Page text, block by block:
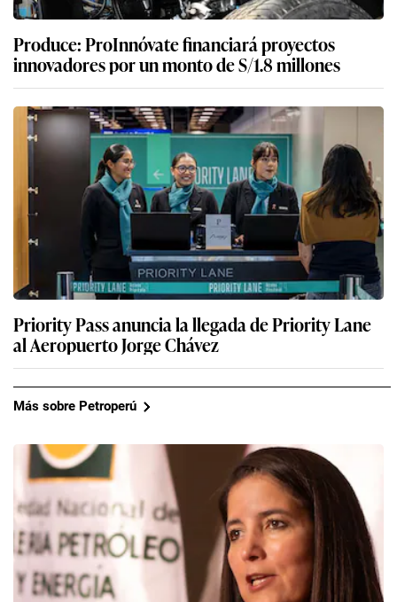
Produce: ProInnóvate financiará proyectos
innovadores por un monto de S/1.8 millones
Priority Pass anuncia la llegada de Priority Lane
al Aeropuerto Jorge Chávez
Más sobre Petroperú